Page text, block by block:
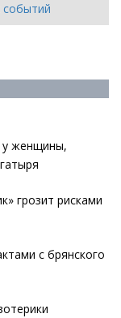
событий
у женщины,
грозит рисками
с брянского